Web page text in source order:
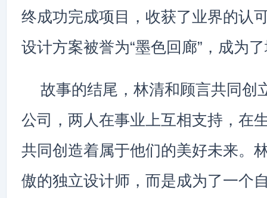
终成功完成项目，收获了业界的认
设计方案被誉为“墨色回廊”，成为
故事的结尾，林清和顾言共同创
公司，两人在事业上互相支持，在
共同创造着属于他们的美好未来。
傲的独立设计师，而是成为了一个